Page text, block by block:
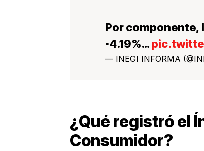
Por componente,
▪️4.19%…
— INEGI INFORMA
¿Qué registró el
Consumidor?